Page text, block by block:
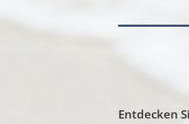
Entdecken